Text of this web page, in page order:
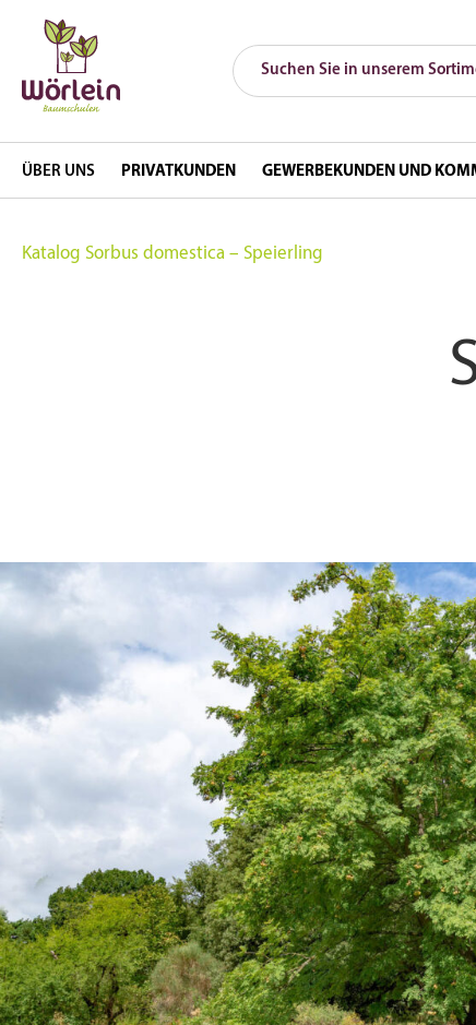
ÜBER UNS PRIVATKUNDEN GEWERBEKUNDEN UND
Katalog Sorbus domestica – Speierling